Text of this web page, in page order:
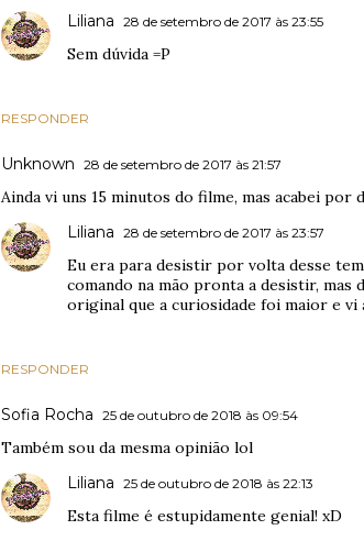
RESPONDER
Liliana 28 de setembro de 2017 às 23:55
Sem dúvida =P
Unknown 28 de setembro de 2017 às 21:57
Ainda vi uns 15 minutos do filme, mas acabei
RESPONDER
Liliana 28 de setembro de 2017 às 23:57
Eu era para desistir por volta desse
comando na mão pronta a desistir, mas
original que a curiosidade foi maior e vi
Sofia Rocha 25 de outubro de 2018 às 09:54
Também sou da mesma opinião lol
Liliana 25 de outubro de 2018 às 22:13
Esta filme é estupidamente genial! xD